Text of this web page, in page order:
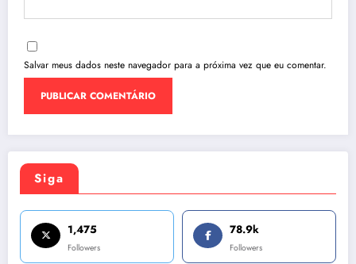
Salvar meus dados neste navegador para a próxima vez que eu comentar.
Siga
1,475
Followers
78.9k
Followers